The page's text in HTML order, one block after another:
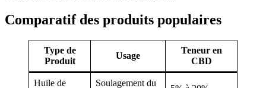
Comparatif des produits populaires
Type de
Produit
Usage
Teneur en
CBD
Huile de
Soulagement du